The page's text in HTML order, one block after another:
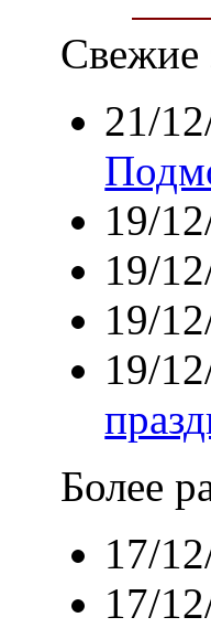
Свежие
21/
19/
19/
19/
19/
Более
17/
17/